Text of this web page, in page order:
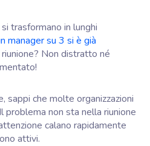
trasformano in lunghi
manager su 3 si è già
Non distratto né
sappi che molte organizzazioni
non sta nella riunione
calano rapidamente
attivi.